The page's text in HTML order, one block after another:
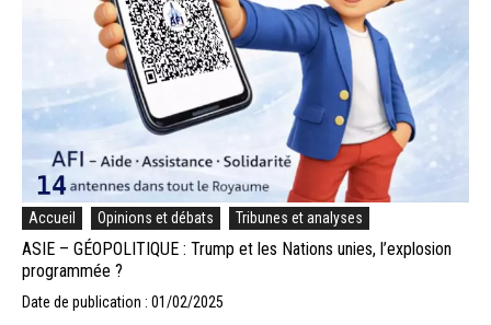
Accueil Opinions et débats Tribunes et analyses
ASIE – GÉOPOLITIQUE : Trump et les Nations unies, l’explosion
programmée ?
Date de publication : 01/02/2025